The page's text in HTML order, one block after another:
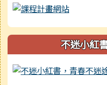
不迷小紅